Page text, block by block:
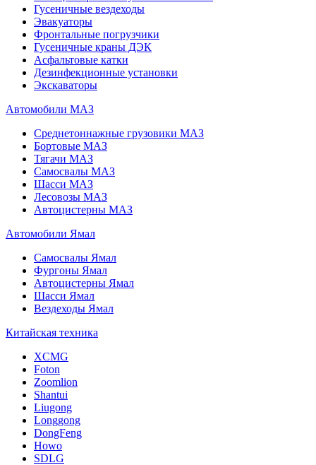
Гусеничные вездеходы
Эвакуаторы
Фронтальные погрузчики
Гусеничные краны ДЭК
Асфальтовые катки
Дезинфекционные установки
Экскаваторы
Автомобили МАЗ
Среднетоннажные грузовики МАЗ
Бортовые МАЗ
Тягачи МАЗ
Самосвалы МАЗ
Шасси МАЗ
Лесовозы МАЗ
Автоцистерны МАЗ
Автомобили Ямал
Самосвалы Ямал
Фургоны Ямал
Автоцистерны Ямал
Шасси Ямал
Вездеходы Ямал
Китайская техника
XCMG
Foton
Zoomlion
Shantui
Liugong
Longgong
DongFeng
Howo
SDLG